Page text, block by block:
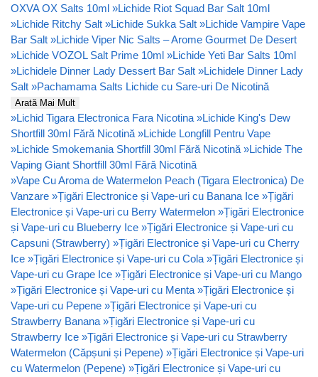
OXVA OX Salts 10ml »Lichide Riot Squad Bar Salt 10ml
»Lichide Ritchy Salt »Lichide Sukka Salt »Lichide Vampire Vape
Bar Salt »Lichide Viper Nic Salts – Arome Gourmet De Desert
»Lichide VOZOL Salt Prime 10ml »Lichide Yeti Bar Salts 10ml
»Lichidele Dinner Lady Dessert Bar Salt »Lichidele Dinner Lady
Salt »Pachamama Salts Lichide cu Sare-uri De Nicotină
Arată Mai Mult
»Lichid Tigara Electronica Fara Nicotina »Lichide King's Dew
Shortfill 30ml Fără Nicotină »Lichide Longfill Pentru Vape
»Lichide Smokemania Shortfill 30ml Fără Nicotină »Lichide The
Vaping Giant Shortfill 30ml Fără Nicotină
»Vape Cu Aroma de Watermelon Peach (Tigara Electronica) De
Vanzare »Țigări Electronice și Vape-uri cu Banana Ice »Țigări
Electronice și Vape-uri cu Berry Watermelon »Țigări Electronice
și Vape-uri cu Blueberry Ice »Țigări Electronice și Vape-uri cu
Capsuni (Strawberry) »Țigări Electronice și Vape-uri cu Cherry
Ice »Țigări Electronice și Vape-uri cu Cola »Țigări Electronice și
Vape-uri cu Grape Ice »Țigări Electronice și Vape-uri cu Mango
»Țigări Electronice și Vape-uri cu Menta »Țigări Electronice și
Vape-uri cu Pepene »Țigări Electronice și Vape-uri cu
Strawberry Banana »Țigări Electronice și Vape-uri cu
Strawberry Ice »Țigări Electronice și Vape-uri cu Strawberry
Watermelon (Căpșuni și Pepene) »Țigări Electronice și Vape-uri
cu Watermelon (Pepene) »Țigări Electronice și Vape-uri cu